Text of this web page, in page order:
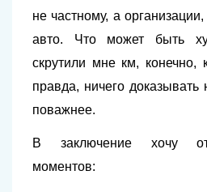
не частному, а
авто. Что может быть
скрутили мне км, конечно,
правда, ничего
поважнее.
В заключение хочу
моментов: